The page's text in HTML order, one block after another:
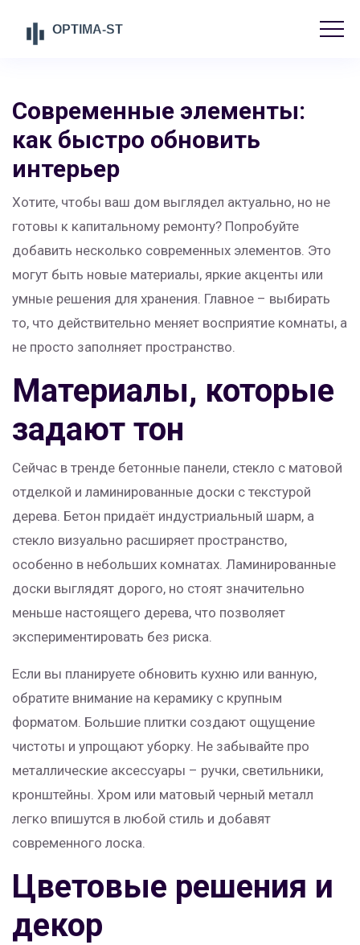
Современные элементы:
как быстро обновить
интерьер
Хотите, чтобы ваш дом выглядел актуально, но не
готовы к капитальному ремонту? Попробуйте
добавить несколько современных элементов. Это
могут быть новые материалы, яркие акценты или
умные решения для хранения. Главное – выбирать
то, что действительно меняет восприятие комнаты, а
не просто заполняет пространство.
Материалы, которые
задают тон
Сейчас в тренде бетонные панели, стекло с матовой
отделкой и ламинированные доски с текстурой
дерева. Бетон придаёт индустриальный шарм, а
стекло визуально расширяет пространство,
особенно в небольших комнатах. Ламинированные
доски выглядят дорого, но стоят значительно
меньше настоящего дерева, что позволяет
экспериментировать без риска.
Если вы планируете обновить кухню или ванную,
обратите внимание на керамику с крупным
форматом. Большие плитки создают ощущение
чистоты и упрощают уборку. Не забывайте про
металлические аксессуары – ручки, светильники,
кронштейны. Хром или матовый черный металл
легко впишутся в любой стиль и добавят
современного лоска.
Цветовые решения и
декор